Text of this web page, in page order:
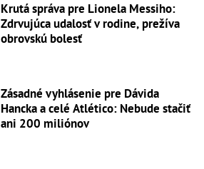
Krutá správa pre Lionela Messiho:
Zdrvujúca udalosť v rodine, prežíva
obrovskú bolesť
Zásadné vyhlásenie pre Dávida
Hancka a celé Atlético: Nebude stačiť
ani 200 miliónov